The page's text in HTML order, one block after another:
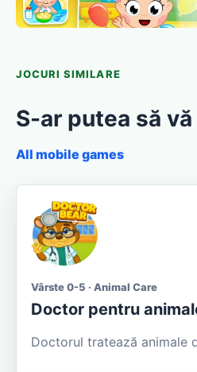
JOCURI SIMILARE
S-ar putea să
All mobile games
Vârste 0-5 · Animal Care
Doctor pentru
Doctorul tratează animale